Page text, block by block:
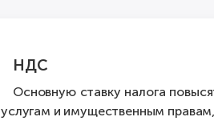
НДС
Основную ставку налога
услугам и имущественным